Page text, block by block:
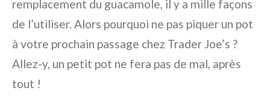
remplacement du guacamole, il y a mille façons
de l’utiliser. Alors pourquoi ne pas piquer un pot
à votre prochain passage chez Trader Joe’s ?
Allez-y, un petit pot ne fera pas de mal, après
tout !